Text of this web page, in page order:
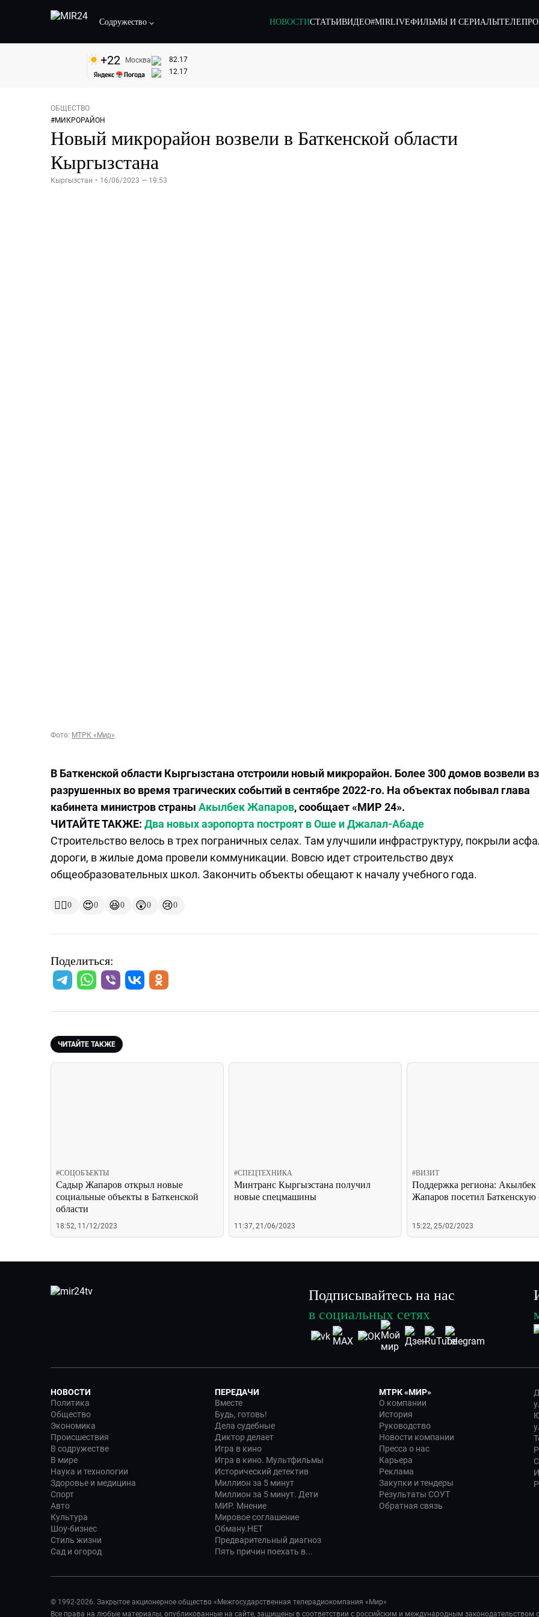
Содружество НОВОСТИСТАТЬИВИДЕО#MIRLIVEФИЛЬМЫ И СЕРИАЛЫ
+22 Москва
82.17
12.17
ОБЩЕСТВО
#МИКРОРАЙОН
Новый микрорайон возвели в Баткенской области
Кыргызстана
Кыргызстан • 16/06/2023 — 19:53
Фото: МТРК «Мир»
В Баткенской области Кыргызстана отстроили новый микрорайон. Более 300 домов возвели
разрушенных во время трагических событий в сентябре 2022-го. На объектах побывал глава
кабинета министров страны Акылбек Жапаров, сообщает «МИР 24».
ЧИТАЙТЕ ТАКЖЕ: Два новых аэропорта построят в Оше и Джалал-Абаде
Строительство велось в трех пограничных селах. Там улучшили инфраструктуру, покрыли
дороги, в жилые дома провели коммуникации. Вовсю идет строительство двух
общеобразовательных школ. Закончить объекты обещают к началу учебного года.
👍🏻0 😍0 😆0 😲0 😢0
Поделиться:
ЧИТАЙТЕ ТАКЖЕ
#СОЦОБЪЕКТЫ
Садыр Жапаров открыл новые
социальные объекты в Баткенской
области
18:52, 11/12/2023
#СПЕЦТЕХНИКА
Минтранс Кыргызстана получил
новые спецмашины
11:37, 21/06/2023
#ВИЗИТ
Поддержка региона: Акылбек
Жапаров посетил Баткенскую
15:22, 25/02/2023
Подписывайтесь на нас
в социальных сетях
НОВОСТИ
Политика
Общество
Экономика
Происшествия
В содружестве
В мире
Наука и технологии
Здоровье и медицина
Спорт
Авто
Культура
Шоу-бизнес
Стиль жизни
Сад и огород
ПЕРЕДАЧИ
Вместе
Будь, готовь!
Дела судебные
Диктор делает
Игра в кино
Игра в кино. Мультфильмы
Исторический детектив
Миллион за 5 минут
Миллион за 5 минут. Дети
МИР. Мнение
Мировое соглашение
Обману.НЕТ
Предварительный диагноз
Пять причин поехать в...
МТРК «МИР»
О компании
История
Руководство
Новости компании
Пресса о нас
Карьера
Реклама
Закупки и тендеры
Результаты СОУТ
Обратная связь
© 1992-2026. Закрытое акционерное общество «Межгосударственная телерадиокомпания «Мир»
Все права на любые материалы, опубликованные на сайте, защищены в соответствии с российским и международным законодательством